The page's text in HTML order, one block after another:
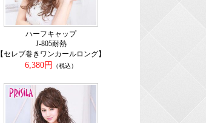
ハーフキャップ
J-805耐熱
【セレブ巻きワンカールロング】
6,380円
（税込）